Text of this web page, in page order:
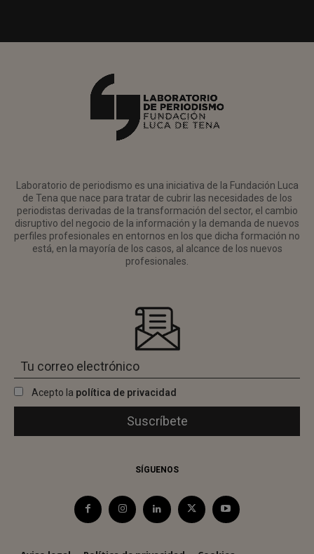
Laboratorio de periodismo es una iniciativa de la Fundación Luca
de Tena que nace para tratar de cubrir las necesidades de los
periodistas derivadas de la transformación del sector, el cambio
disruptivo del negocio de la información y la demanda de nuevos
perfiles profesionales en entornos en los que dicha formación no
está, en la mayoría de los casos, al alcance de los nuevos
profesionales.
Acepto la política de privacidad
SÍGUENOS